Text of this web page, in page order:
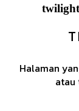
Halaman
atau